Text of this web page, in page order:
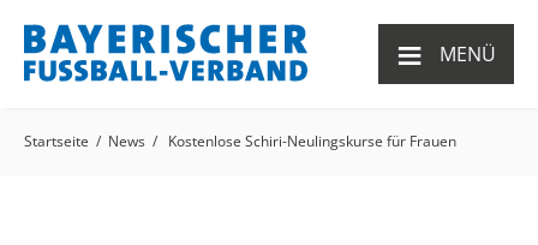
≡ MENÜ
Startseite News Kostenlose Schiri-Neulingskurse für Frauen